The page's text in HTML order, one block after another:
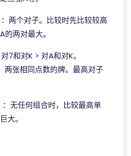
：两个对子。比较时先比较较高
两对最大。
7和对K > 对A和对K。
两张相同点数的牌。最高对子
：无任何组合时，比较最高单
大。